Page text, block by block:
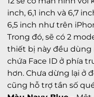
inch, 6,1 inch và 6,7
6,5 inch như trên
Trong đó, sẽ có 2
thiết bị này đều dùng
chứa Face ID ở phía
hơn. Chưa dừng lại ở
cũng hỗ trợ tần số